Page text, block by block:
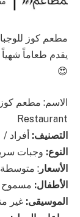
مطعم كوز
يقدم طعاماً
😍
Restaurant
التصنيف: أفراد
النوع: وجبات
الأسعار : متوسطة
الأطفال: مسموح
الموسيقى: غير